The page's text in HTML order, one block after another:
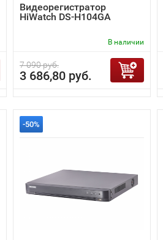
Видеорегистратор
HiWatch DS-H104GA
В наличии
7 090 руб.
3 686,80 руб.
-50%